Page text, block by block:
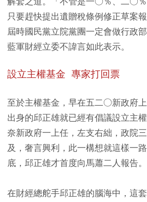
只要趕快提出遺贈稅條例修正草案
屆時國民黨立院黨團一定會做行政
藍軍財經立委不諱言如此表示。
設立主權基金 專家打回票
至於主權基金，早在五二○新政府
出身的邱正雄就已經有倡議設立主
奈新政府一上任，左支右絀，政院
及，奢言興利，此一構想就這樣一
底，邱正雄才首度向馬蕭二人報告。
在財經總舵手邱正雄的腦海中，這